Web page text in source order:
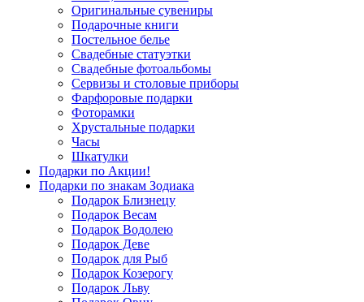
Оригинальные сувениры
Подарочные книги
Постельное белье
Свадебные статуэтки
Свадебные фотоальбомы
Сервизы и столовые приборы
Фарфоровые подарки
Фоторамки
Хрустальные подарки
Часы
Шкатулки
Подарки по Акции!
Подарки по знакам Зодиака
Подарок Близнецу
Подарок Весам
Подарок Водолею
Подарок Деве
Подарок для Рыб
Подарок Козерогу
Подарок Льву